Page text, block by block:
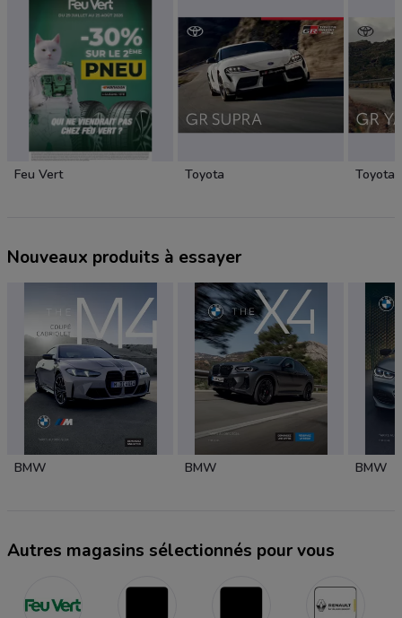
Feu Vert Toyota Toyota
Nouveaux produits à essayer
BMW BMW BMW
Autres magasins sélectionnés pour vous